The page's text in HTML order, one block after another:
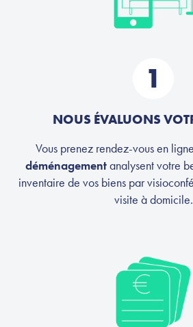
1
NOUS ÉVALUONS
Vous prenez rendez-vous en
déménagementanalysent votre
inventaire de vos biens par
visite à domicile.